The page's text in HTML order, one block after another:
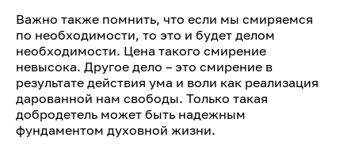
Важно также помнить, что если мы смиряемся
по необходимости, то это и будет делом
необходимости. Цена такого смирение
невысока. Другое дело – это смирение в
результате действия ума и воли как реализация
дарованной нам свободы. Только такая
добродетель может быть надежным
фундаментом духовной жизни.